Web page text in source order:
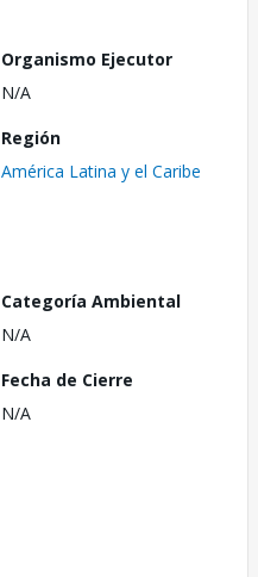
Organismo Ejecutor
N/A
Región
América Latina y el Caribe
Categoría Ambiental
N/A
Fecha de Cierre
N/A